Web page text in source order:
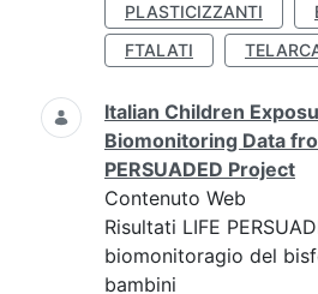
PLASTICIZZANTI
FTALATI
Italian Children
Biomonitoring Data
PERSUADED Project
Contenuto Web
Risultati LIFE
biomonitoragio del
bambini